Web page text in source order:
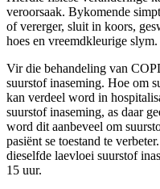
veroorsaak. Bykomende
of vererger, sluit in koors,
hoes en vreemdkleurige slym.
Vir die behandeling van
suurstof inaseming. Hoe om
kan verdeel word in
suurstof inaseming, as daar
word dit aanbeveel om
pasiënt se toestand te
dieselfde laevloei suurstof
15 uur.